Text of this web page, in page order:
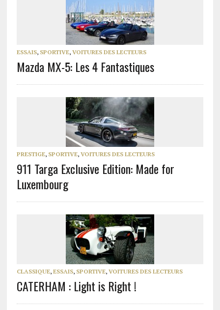
ESSAIS, SPORTIVE, VOITURES DES LECTEURS
Mazda MX-5: Les 4 Fantastiques
PRESTIGE, SPORTIVE, VOITURES DES LECTEURS
911 Targa Exclusive Edition: Made for
Luxembourg
CLASSIQUE, ESSAIS, SPORTIVE, VOITURES DES LECTEURS
CATERHAM : Light is Right !